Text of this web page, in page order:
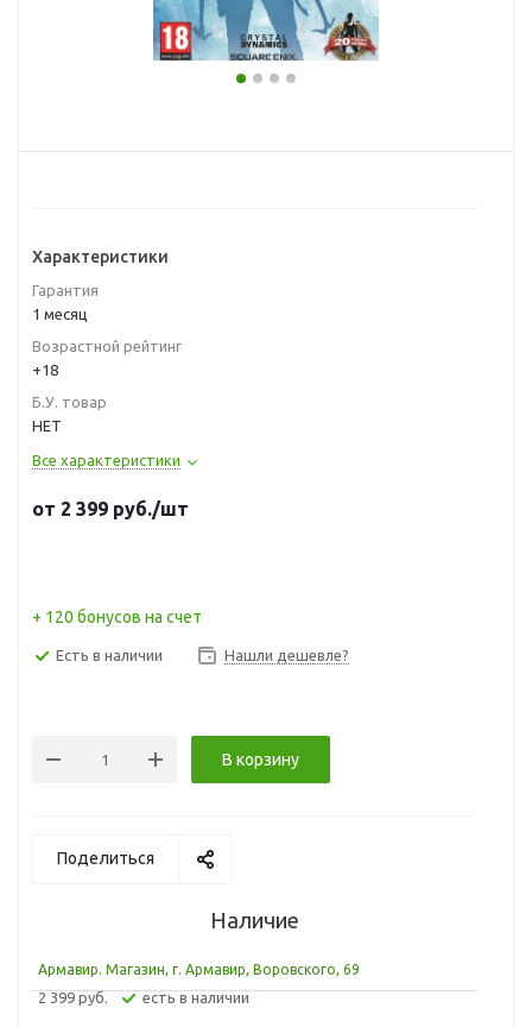
Характеристики
Гарантия
1 месяц
Возрастной рейтинг
+18
Б.У. товар
НЕТ
Все характеристики
от 2 399 руб./шт
+ 120 бонусов на счет
Есть в наличии Нашли дешевле?
В корзину
Поделиться
Наличие
Армавир. Магазин, г. Армавир, Воровского, 69
2 399 руб. Есть в наличии